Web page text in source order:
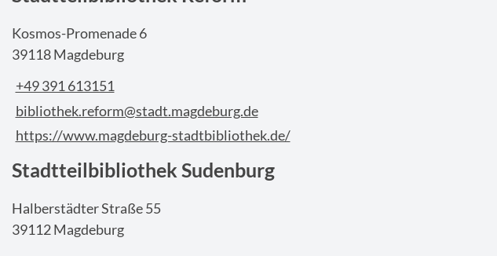
Kosmos-Promenade 6
39118 Magdeburg
+49 391 613151
bibliothek.reform@stadt.magdeburg.de
https://www.magdeburg-stadtbibliothek.de/
Stadtteilbibliothek Sudenburg
Halberstädter Straße 55
39112 Magdeburg